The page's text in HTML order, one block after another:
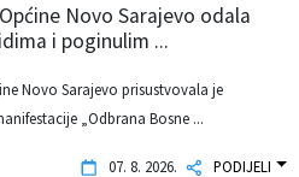
Novo Sarajevo odala
i poginulim ...
Novo Sarajevo prisustvovala je
„Odbrana Bosne ...
07. 8. 2026. PODIJELI